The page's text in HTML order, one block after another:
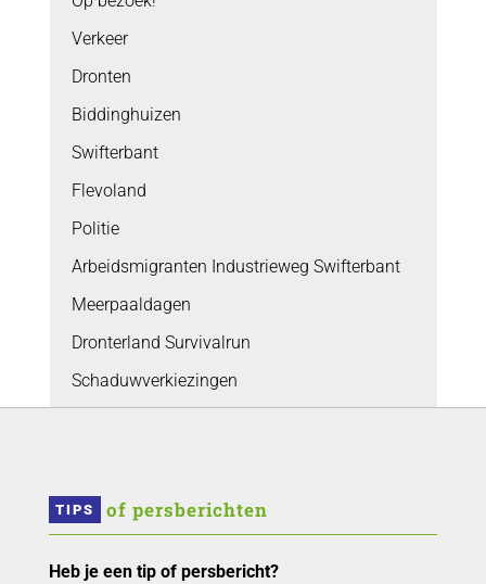
Verkeer
Dronten
Biddinghuizen
Swifterbant
Flevoland
Politie
Arbeidsmigranten Industrieweg Swifterbant
Meerpaaldagen
Dronterland Survivalrun
Schaduwverkiezingen
TIPS of persberichten
Heb je een tip of persbericht?